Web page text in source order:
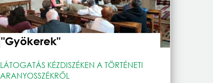
"Gyökerek"
LÁTOGATÁS KÉZDISZÉKEN A TÖRTÉNETI
ARANYOSSZÉKRŐL